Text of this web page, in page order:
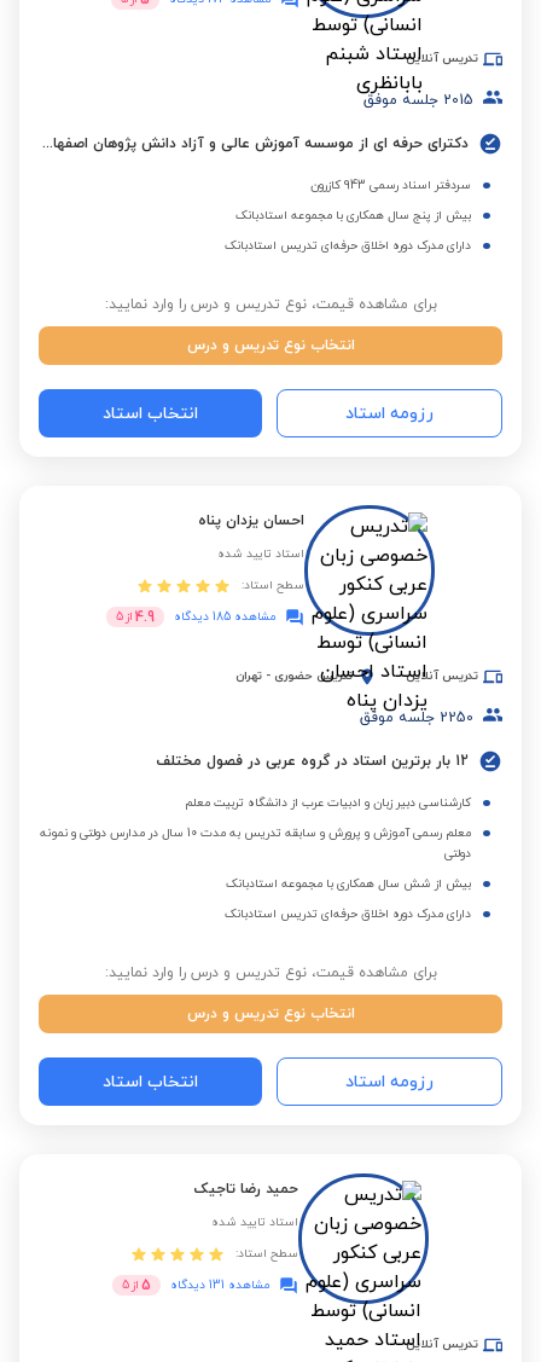
تدریس آنلاین
2015 جلسه موفق
دکترای حرفه ای از موسسه آموزش عالی و آزاد دانش پژوهان اصفهان و کارشناسی ارشد فقه و حقوق اسلامی از دانشگاه اردکان
سردفتر اسناد رسمی 943 کازرون
بیش از پنج سال همکاری با مجموعه استادبانک
دارای مدرک دوره اخلاق حرفه‌ای تدریس استادبانک
برای مشاهده قیمت، نوع تدریس و درس را وارد نمایید:
انتخاب نوع تدریس و درس
رزومه استاد انتخاب استاد
احسان یزدان پناه
استاد تایید شده
سطح استاد:
مشاهده 185 دیدگاه
4.9 از 5
تدریس آنلاین تدریس حضوری - تهران
2250 جلسه موفق
12 بار برترین استاد در گروه عربی در فصول مختلف
کارشناسی دبیر زبان و ادبیات عرب از دانشگاه تربیت معلم
معلم رسمی آموزش و پرورش و سابقه تدریس به مدت 10 سال در مدارس دولتی و نمونه
دولتی
بیش از شش سال همکاری با مجموعه استادبانک
دارای مدرک دوره اخلاق حرفه‌ای تدریس استادبانک
برای مشاهده قیمت، نوع تدریس و درس را وارد نمایید:
انتخاب نوع تدریس و درس
رزومه استاد انتخاب استاد
حمید رضا تاجیک
استاد تایید شده
سطح استاد:
مشاهده 131 دیدگاه
5 از 5
تدریس آنلاین